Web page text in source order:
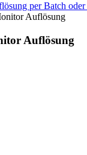
per Batch oder
Auflösung
Auflösung